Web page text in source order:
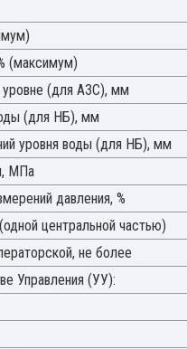
(максимум)
уровне (для АЗС), мм
(для НБ), мм
уровня воды (для НБ), мм
МПа
давления, %
центральной частью)
не более
Управления (УУ):